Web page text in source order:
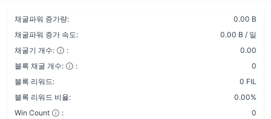
채굴파워 증가량:
0.00 B
채굴파워 증가 속도:
0.00 B / 일
채굴기 개수:
:
0.00
블록 채굴 개수:
:
0
블록 리워드:
0 FIL
블록 리워드 비율:
0.00%
Win Count
:
0